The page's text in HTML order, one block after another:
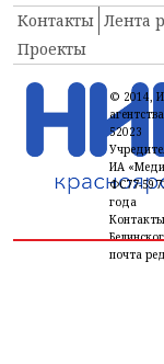
Контакты Лента
Проекты
© 2014,
52023
ИА
ФС77-
года
почта